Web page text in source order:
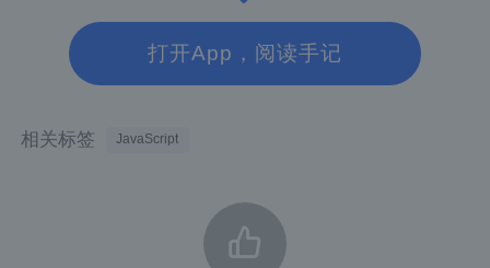
接下来，Insus.NET写一个数字的类别，就是
打开App，阅读手记
相关标签 JavaScript